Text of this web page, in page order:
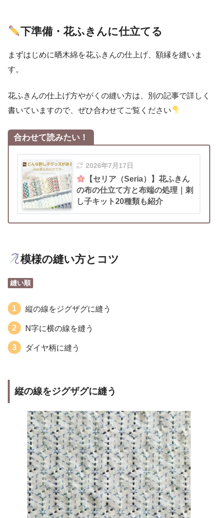
下準備・花ふきんに仕立てる
まずはじめに晒木綿を花ふきんの仕上げ、額縁を縫いま
す。
花ふきんの仕上げ方やがくの縫い方は、別の記事で詳しく
書いていますので、ぜひ合わせてご覧ください
合わせて読みたい！
2026年7月17日
【セリア（Seria）】花ふきん
の布の仕立て方と布端の処理｜刺
し子キット20種類も紹介
模様の縫い方とコツ
縫い順
縦の線をジグザグに縫う
N字に横の線を縫う
ダイヤ柄に縫う
縦の線をジグザグに縫う